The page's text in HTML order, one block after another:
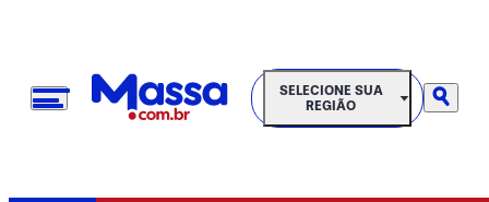
SELECIONE SUA REGIÃO
SELECIONE SUA
REGIÃO